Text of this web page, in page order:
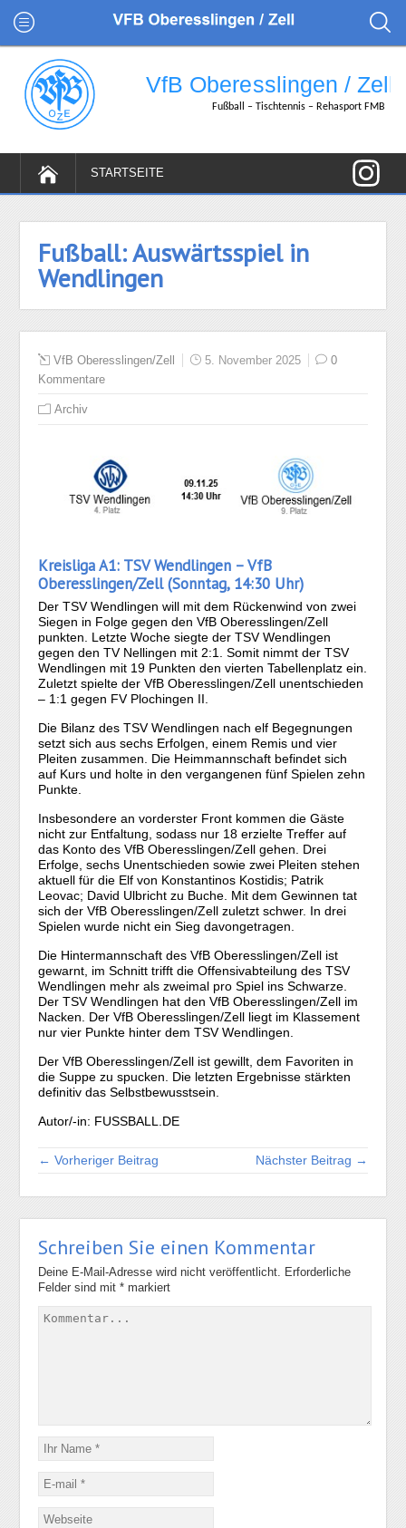
Fußball: Auswärtsspiel in
Wendlingen
VfB Oberesslingen/Zell 5. November 2025
0
Kommentare
Archiv
Kreisliga A1: TSV Wendlingen – VfB
Oberesslingen/Zell (Sonntag, 14:30 Uhr)
Der TSV Wendlingen will mit dem Rückenwind von zwei
Siegen in Folge gegen den VfB Oberesslingen/Zell
punkten. Letzte Woche siegte der TSV Wendlingen
gegen den TV Nellingen mit 2:1. Somit nimmt der TSV
Wendlingen mit 19 Punkten den vierten Tabellenplatz ein.
Zuletzt spielte der VfB Oberesslingen/Zell unentschieden
– 1:1 gegen FV Plochingen II.
Die Bilanz des TSV Wendlingen nach elf Begegnungen
setzt sich aus sechs Erfolgen, einem Remis und vier
Pleiten zusammen. Die Heimmannschaft befindet sich
auf Kurs und holte in den vergangenen fünf Spielen zehn
Punkte.
Insbesondere an vorderster Front kommen die Gäste
nicht zur Entfaltung, sodass nur 18 erzielte Treffer auf
das Konto des VfB Oberesslingen/Zell gehen. Drei
Erfolge, sechs Unentschieden sowie zwei Pleiten stehen
aktuell für die Elf von Konstantinos Kostidis; Patrik
Leovac; David Ulbricht zu Buche. Mit dem Gewinnen tat
sich der VfB Oberesslingen/Zell zuletzt schwer. In drei
Spielen wurde nicht ein Sieg davongetragen.
Die Hintermannschaft des VfB Oberesslingen/Zell ist
gewarnt, im Schnitt trifft die Offensivabteilung des TSV
Wendlingen mehr als zweimal pro Spiel ins Schwarze.
Der TSV Wendlingen hat den VfB Oberesslingen/Zell im
Nacken. Der VfB Oberesslingen/Zell liegt im Klassement
nur vier Punkte hinter dem TSV Wendlingen.
Der VfB Oberesslingen/Zell ist gewillt, dem Favoriten in
die Suppe zu spucken. Die letzten Ergebnisse stärkten
definitiv das Selbstbewusstsein.
Autor/-in: FUSSBALL.DE
← Vorheriger Beitrag Nächster Beitrag →
Schreiben Sie einen Kommentar
Deine E-Mail-Adresse wird nicht veröffentlicht. Erforderliche
Felder sind mit* markiert